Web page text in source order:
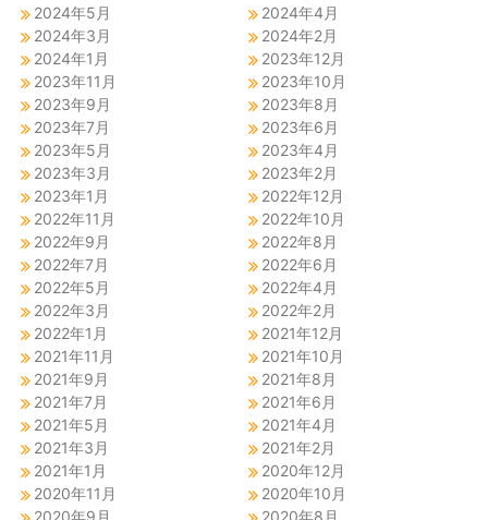
2024年5月
2024年4月
2024年3月
2024年2月
2024年1月
2023年12月
2023年11月
2023年10月
2023年9月
2023年8月
2023年7月
2023年6月
2023年5月
2023年4月
2023年3月
2023年2月
2023年1月
2022年12月
2022年11月
2022年10月
2022年9月
2022年8月
2022年7月
2022年6月
2022年5月
2022年4月
2022年3月
2022年2月
2022年1月
2021年12月
2021年11月
2021年10月
2021年9月
2021年8月
2021年7月
2021年6月
2021年5月
2021年4月
2021年3月
2021年2月
2021年1月
2020年12月
2020年11月
2020年10月
2020年9月
2020年8月